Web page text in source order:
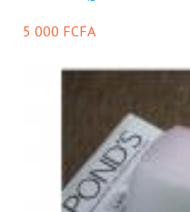
5 000 FCFA